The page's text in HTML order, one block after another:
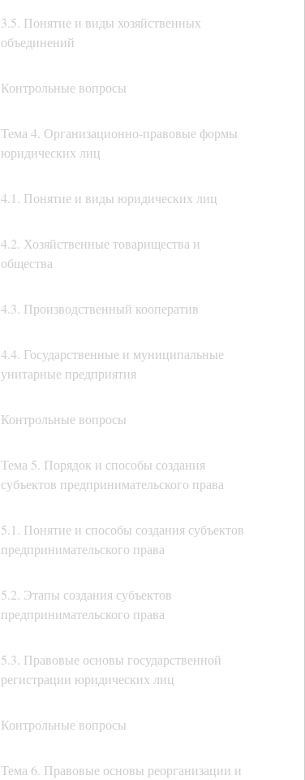
3.5. Понятие и виды хозяйственных
объединений
Контрольные вопросы
Тема 4. Организационно-правовые формы
юридических лиц
4.1. Понятие и виды юридических лиц
4.2. Хозяйственные товарищества и
общества
4.3. Производственный кооператив
4.4. Государственные и муниципальные
унитарные предприятия
Контрольные вопросы
Тема 5. Порядок и способы создания
субъектов предпринимательского права
5.1. Понятие и способы создания субъектов
предпринимательского права
5.2. Этапы создания субъектов
предпринимательского права
5.3. Правовые основы государственной
регистрации юридических лиц
Контрольные вопросы
Тема 6. Правовые основы реорганизации и